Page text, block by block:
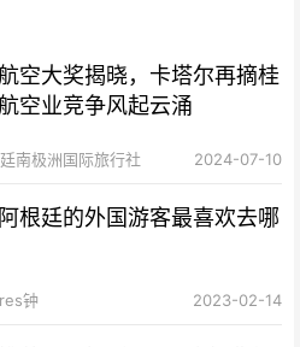
空大奖揭晓，卡塔尔再摘桂
空业竞争风起云涌
南极洲国际旅行社 2024-07-10
根廷的外国游客最喜欢去哪
钟 2023-02-14